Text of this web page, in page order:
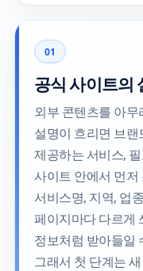
01
공식 사이트의
외부 콘텐츠를 아
설명이 흐리면 브
제공하는 서비스,
사이트 안에서 먼
서비스명, 지역, 업
페이지마다 다르게
정보처럼 받아들일
그래서 첫 단계는